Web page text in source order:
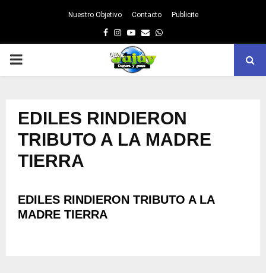
Nuestro Objetivo Contacto Publicite
Facebook
Instagram
Youtube
EmailWhatsapp
PRIMARY
EDILES RINDIERON
TRIBUTO A LA MADRE
TIERRA
EDILES RINDIERON TRIBUTO A LA
MADRE TIERRA